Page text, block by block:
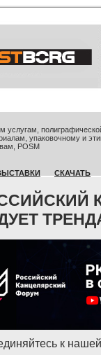
упаковочному и
POSM
СКАЧАТЬ
к